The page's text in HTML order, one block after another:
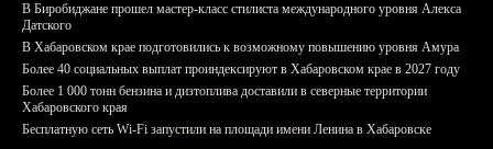
В Биробиджане прошел мастер-класс стилиста международного уровня Алекса
Датского
В Хабаровском крае подготовились к возможному повышению уровня Амура
Более 40 социальных выплат проиндексируют в Хабаровском крае в 2027 году
Более 1 000 тонн бензина и дизтоплива доставили в северные территории
Хабаровского края
Бесплатную сеть Wi-Fi запустили на площади имени Ленина в Хабаровске